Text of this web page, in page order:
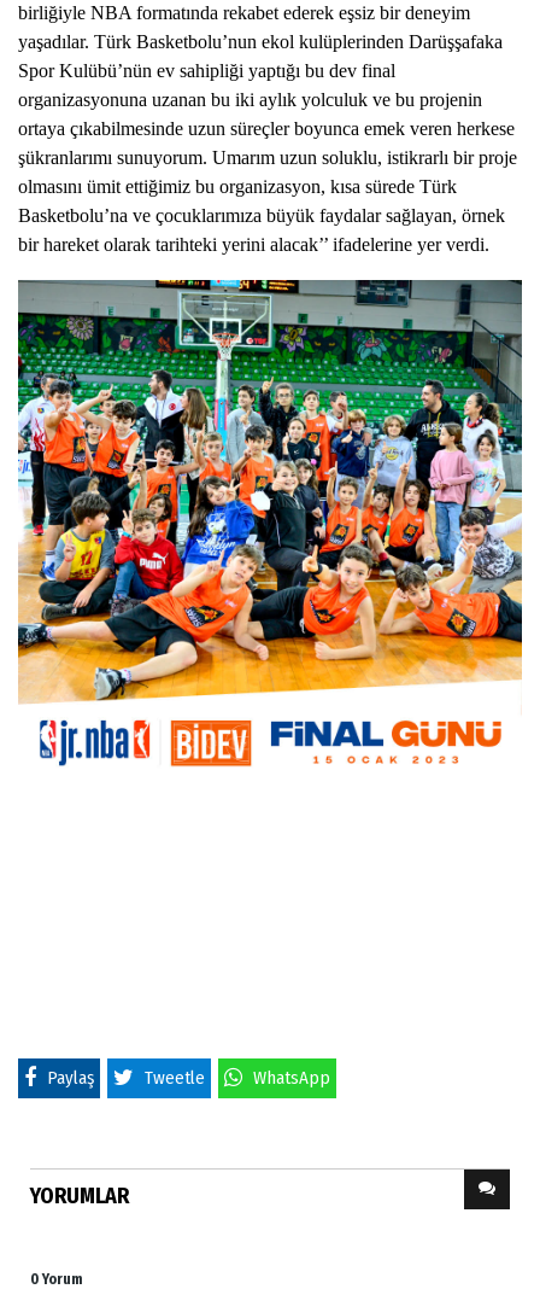
birliğiyle NBA formatında rekabet ederek eşsiz bir deneyim
yaşadılar. Türk Basketbolu’nun ekol kulüplerinden Darüşşafaka
Spor Kulübü’nün ev sahipliği yaptığı bu dev final
organizasyonuna uzanan bu iki aylık yolculuk ve bu projenin
ortaya çıkabilmesinde uzun süreçler boyunca emek veren herkese
şükranlarımı sunuyorum. Umarım uzun soluklu, istikrarlı bir proje
olmasını ümit ettiğimiz bu organizasyon, kısa sürede Türk
Basketbolu’na ve çocuklarımıza büyük faydalar sağlayan, örnek
bir hareket olarak tarihteki yerini alacak’’ ifadelerine yer verdi.
Paylaş Tweetle WhatsApp
YORUMLAR
0 Yorum